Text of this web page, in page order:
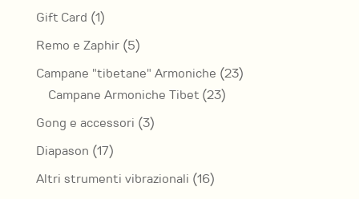
Gift Card 11
prodotto
Remo e Zaphir 55
prodotti
Campane "tibetane" Armoniche 2323
Campane Armoniche Tibet 2323
Gong e accessori 33
Diapason 1717
prodotti
Altri strumenti vibrazionali 1616